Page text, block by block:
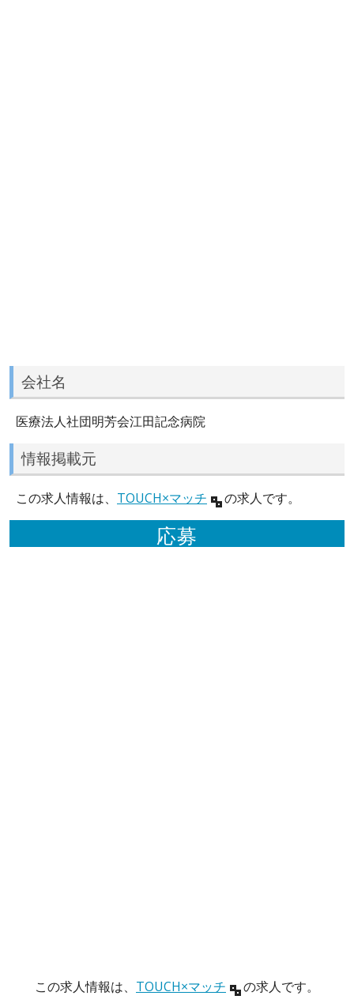
会社名
医療法人社団明芳会江田記念病院
情報掲載元
この求人情報は、 TOUCH×マッチ の求人です。
応募
この求人情報は、 TOUCH×マッチ の求人です。